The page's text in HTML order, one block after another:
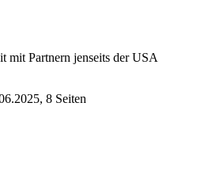
mit Partnern jenseits der USA
8 Seiten